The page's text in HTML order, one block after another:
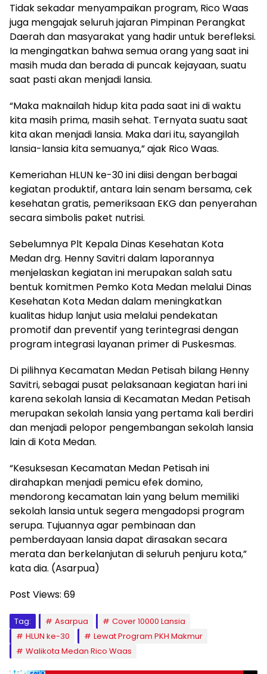
Tidak sekadar menyampaikan program, Rico Waas
juga mengajak seluruh jajaran Pimpinan Perangkat
Daerah dan masyarakat yang hadir untuk berefleksi.
Ia mengingatkan bahwa semua orang yang saat ini
masih muda dan berada di puncak kejayaan, suatu
saat pasti akan menjadi lansia.
“Maka maknailah hidup kita pada saat ini di waktu
kita masih prima, masih sehat. Ternyata suatu saat
kita akan menjadi lansia. Maka dari itu, sayangilah
lansia-lansia kita semuanya,” ajak Rico Waas.
Kemeriahan HLUN ke-30 ini diisi dengan berbagai
kegiatan produktif, antara lain senam bersama, cek
kesehatan gratis, pemeriksaan EKG dan penyerahan
secara simbolis paket nutrisi.
Sebelumnya Plt Kepala Dinas Kesehatan Kota
Medan drg. Henny Savitri dalam laporannya
menjelaskan kegiatan ini merupakan salah satu
bentuk komitmen Pemko Kota Medan melalui Dinas
Kesehatan Kota Medan dalam meningkatkan
kualitas hidup lanjut usia melalui pendekatan
promotif dan preventif yang terintegrasi dengan
program integrasi layanan primer di Puskesmas.
Di pilihnya Kecamatan Medan Petisah bilang Henny
Savitri, sebagai pusat pelaksanaan kegiatan hari ini
karena sekolah lansia di Kecamatan Medan Petisah
merupakan sekolah lansia yang pertama kali berdiri
dan menjadi pelopor pengembangan sekolah lansia
lain di Kota Medan.
“Kesuksesan Kecamatan Medan Petisah ini
dirahapkan menjadi pemicu efek domino,
mendorong kecamatan lain yang belum memiliki
sekolah lansia untuk segera mengadopsi program
serupa. Tujuannya agar pembinaan dan
pemberdayaan lansia dapat dirasakan secara
merata dan berkelanjutan di seluruh penjuru kota,”
kata dia. (Asarpua)
Post Views: 69
Tag: Asarpua
Cover 10000 Lansia
HLUN ke-30
Lewat Program PKH Makmur
Walikota Medan Rico Waas